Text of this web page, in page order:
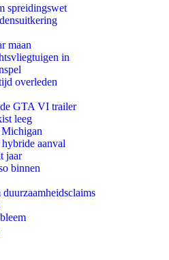
spreidingswet
maan
in
overleden
GTA VI trailer
leeg
aanval
jaar
binnen